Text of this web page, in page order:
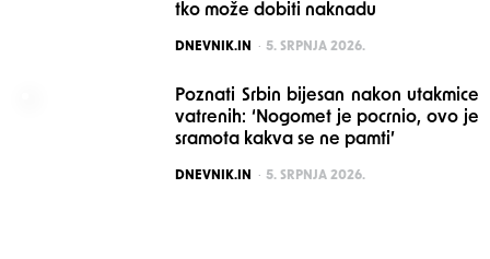
tko može dobiti naknadu
POSTED
DNEVNIK.IN 5. SRPNJA 2026.
Poznati Srbin bijesan nakon utakmice
vatrenih: ‘Nogomet je pocrnio, ovo je
sramota kakva se ne pamti’
POSTED
DNEVNIK.IN 5. SRPNJA 2026.